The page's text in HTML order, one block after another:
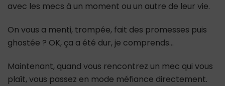
avec les mecs à un moment ou un autre de leur vie.
On vous a menti, trompée, fait des promesses puis
ghostée ? OK, ça a été dur, je comprends…
Maintenant, quand vous rencontrez un mec qui vous
plaît, vous passez en mode méfiance directement.